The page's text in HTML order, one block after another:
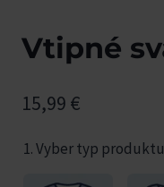
Vtipné
15,99 €
1. Vyber typ